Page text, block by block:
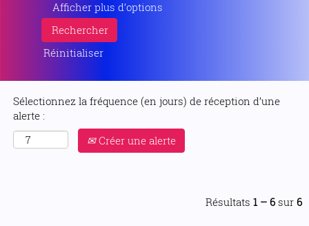
Afficher plus d’options
Réinitialiser
Sélectionnez la fréquence (en jours) de réception d’une
alerte :
Créer une alerte
Résultats 1 – 6 sur 6